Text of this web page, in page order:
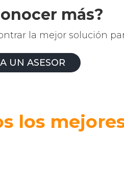
más?
la mejor solución
UN ASESOR
los